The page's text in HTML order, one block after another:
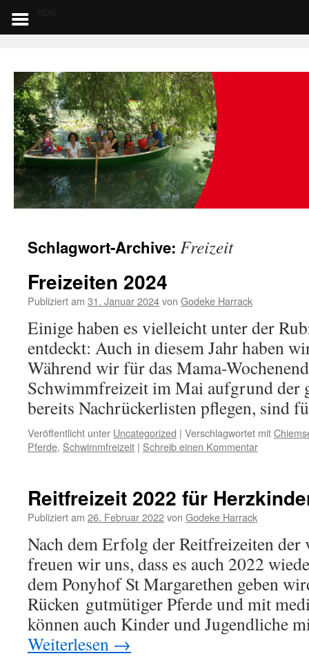
Schlagwort-Archive: Freizeit
Freizeiten 2024
Publiziert am 31. Januar 2024von Godeke Harrack
Einige haben es vielleicht unter der
entdeckt: Auch in diesem Jahr haben
Während wir für das Mama-
Schwimmfreizeit im Mai aufgrund der
bereits Nachrückerlisten pflegen, sind
Veröffentlicht unter Uncategorized | Verschlagwortet mit
Pferde, Schwimmfreizeit | Schreib einen Kommentar
Reitfreizeit 2022 für
Publiziert am 26. Februar 2022von Godeke Harrack
Nach dem Erfolg der Reitfreizeiten der
freuen wir uns, dass es auch 2022
dem Ponyhof St Margarethen geben
Rücken gutmütiger Pferde und mit
können auch Kinder und Jugendliche
Weiterlesen →